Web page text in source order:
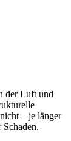
der Luft und
– je länger